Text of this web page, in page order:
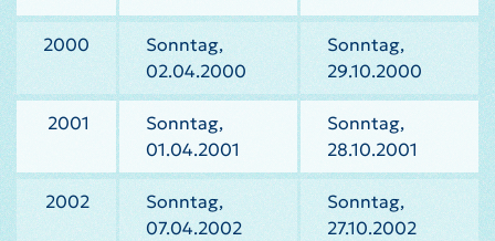
2000
Sonntag,
02.04.2000
Sonntag,
29.10.2000
2001
Sonntag,
01.04.2001
Sonntag,
28.10.2001
2002
Sonntag,
07.04.2002
Sonntag,
27.10.2002